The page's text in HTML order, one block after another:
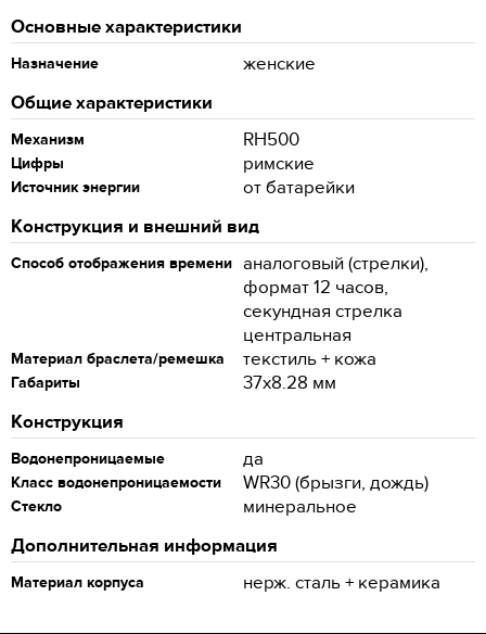
Основные характеристики
Назначение
женские
Общие характеристики
Механизм RH500
Цифры римские
Источник энергии
от батарейки
Конструкция и внешний вид
Способ отображения времени аналоговый (стрелки),
формат 12 часов,
секундная стрелка
центральная
Материал браслета/ремешка текстиль + кожа
Габариты
37x8.28 мм
Конструкция
Водонепроницаемые да
Класс водонепроницаемости WR30 (брызги, дождь)
Стекло
минеральное
Дополнительная информация
Материал корпуса нерж. сталь + керамика